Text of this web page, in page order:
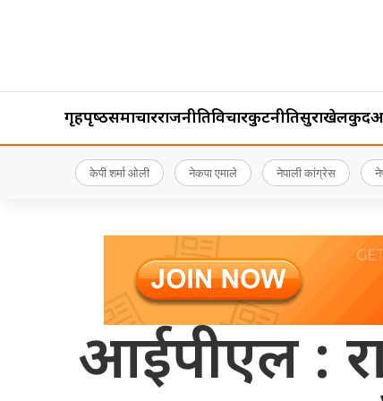
गृहपृष्‍ठसमाचारराजनीतिविचारकुटनीतिसुरक्षाखेलकुद
केपी शर्मा ओली नेकपा एमाले नेपाली कांग्रेस
आईपीएल :